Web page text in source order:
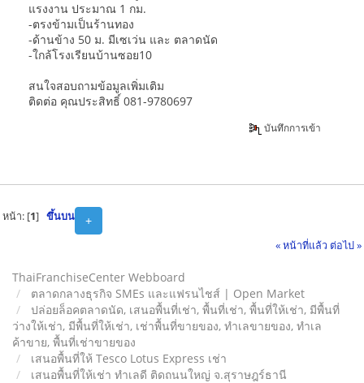
แรงงาน ประมาณ 1 กม.
-ตรงข้ามเป็นร้านทอง
-ด้านข้าง 50 ม. มีเซเว่น และ ตลาดนัด
-ใกล้โรงเรียนบ้านซอย10
สนใจสอบถามข้อมูลเพิ่มเติม
ติดต่อ คุณประสิทธิ์ 081-9780697
บันทึกการเข้า
+
หน้า: [1] ขึ้นบน
« หน้าที่แล้ว ต่อไป »
ThaiFranchiseCenter Webboard
ตลาดกลางธุรกิจ SMEs และแฟรนไชส์ | Open Market
ปล่อยล็อคตลาดนัด, เสนอพื้นที่เช่า, พื้นที่เช่า, พื้นที่ให้เช่า, มีพื้นที่
ว่างให้เช่า, มีพื้นที่ให้เช่า, เช่าพื้นที่ขายของ, ทําเลขายของ, ทำเล
ค้าขาย, พื้นที่เช่าขายของ
เสนอพื้นที่ให้ Tesco Lotus Express เช่า
เสนอพื้นที่ให้เช่า ทำเลดี ติดถนนใหญ่ จ.สุราษฎร์ธานี